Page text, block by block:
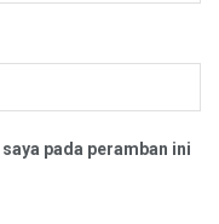
pada peramban ini